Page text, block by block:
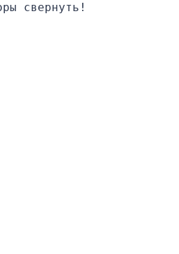
свернуть!